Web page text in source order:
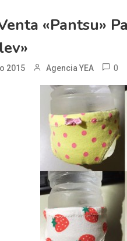
«Pantsu»
2015 Agencia YEA 0